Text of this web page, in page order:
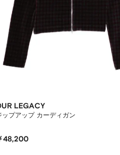
LEGACY
ップアップ カーディガン
48,200